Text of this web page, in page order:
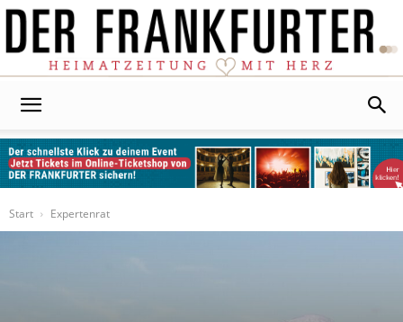
Start
Expertenrat